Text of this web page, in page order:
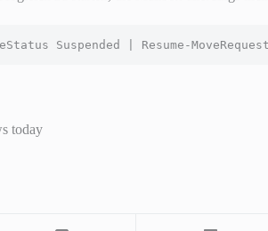
Suspended | Resume-
today